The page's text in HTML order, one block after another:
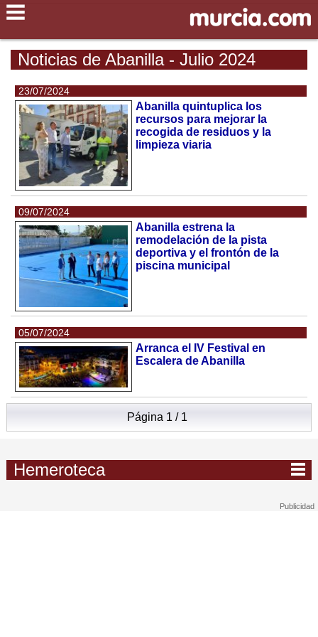
Noticias de Abanilla - Julio 2024
23/07/2024
Abanilla quintuplica los
recursos para mejorar la
recogida de residuos y la
limpieza viaria
09/07/2024
Abanilla estrena la
remodelación de la pista
deportiva y el frontón de la
piscina municipal
05/07/2024
Arranca el IV Festival en
Escalera de Abanilla
Página 1 / 1
Hemeroteca